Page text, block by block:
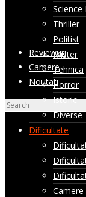
Camere
Reviewuri
Camere
Noutati
Science
Thriller
Politist
Mister
Tehnica
Horror
Istoric
Diverse
Dificultate